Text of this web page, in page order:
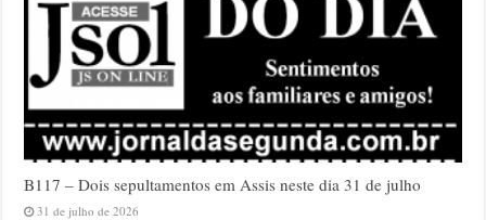
B117 – Dois sepultamentos em Assis neste dia 31 de julho
31 de julho de 2026